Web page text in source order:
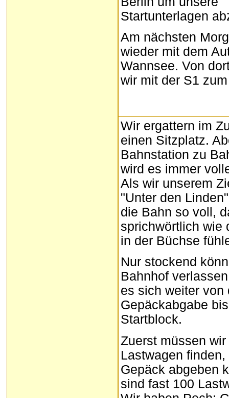
Startunterlagen
Am nächsten
wieder mit dem
Wannsee. Von
wir mit der S1
Wir ergattern im
einen Sitzplatz.
Bahnstation zu
wird es immer
Als wir unserem
"Unter den
die Bahn so voll,
sprichwörtlich wie
in der Büchse
Nur stockend
Bahnhof
es sich weiter von
Gepäckabgabe
Startblock.
Zuerst müssen
Lastwagen
Gepäck abgeben
sind fast 100